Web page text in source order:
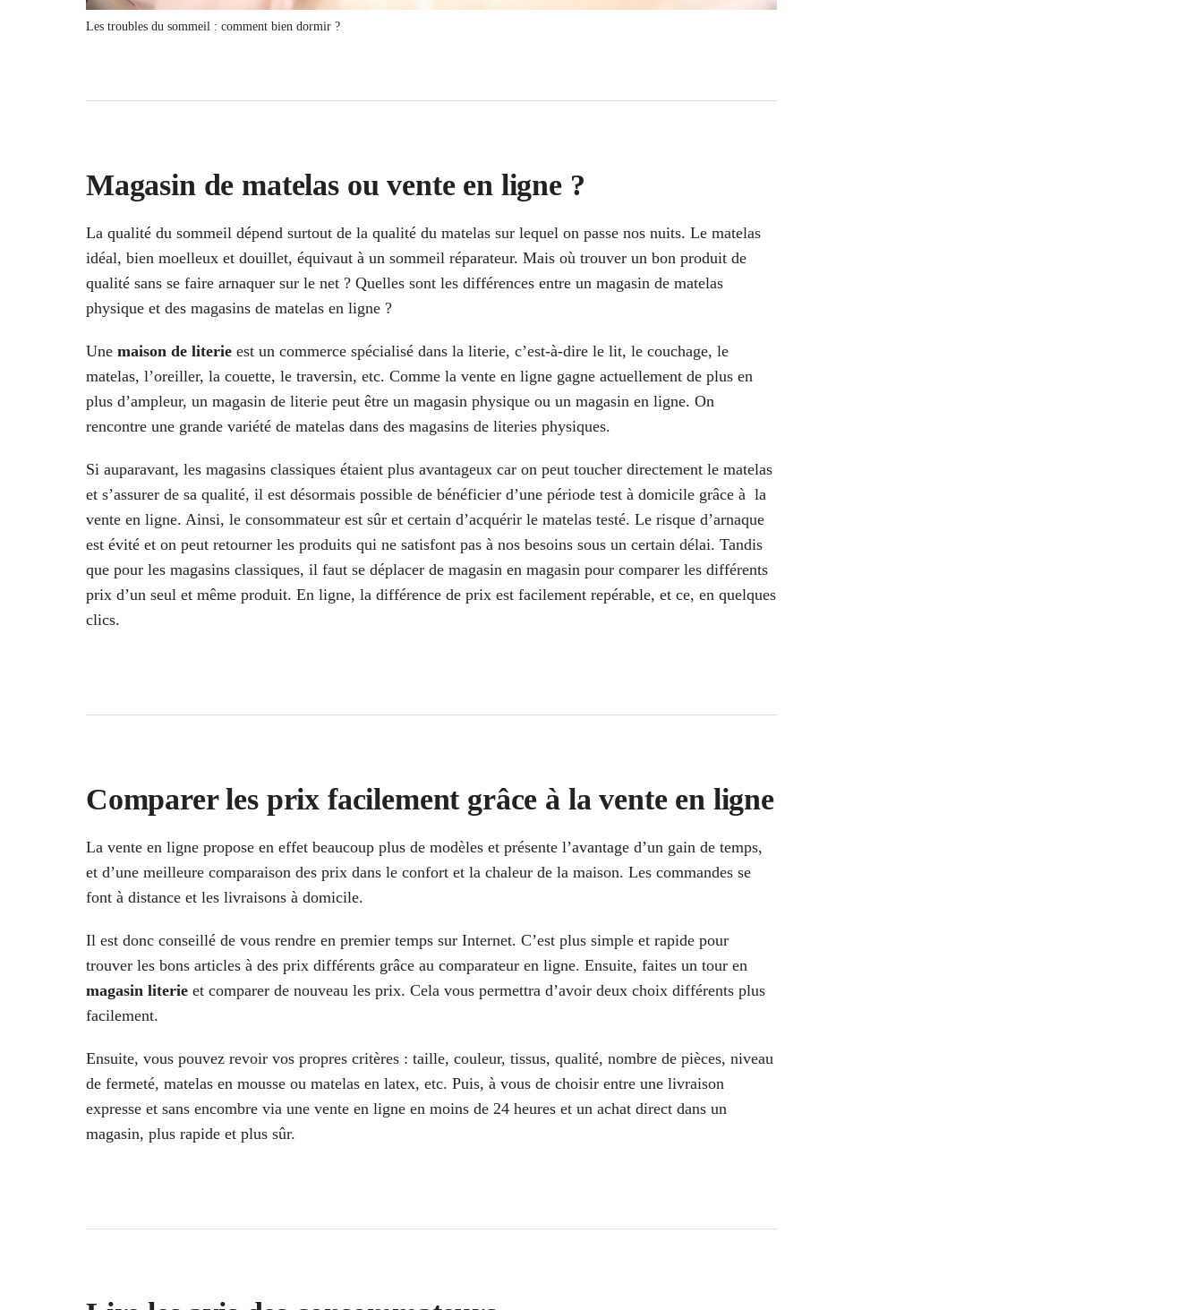
Les troubles du sommeil : comment bien dormir ?
Magasin de matelas ou vente en ligne ?
La qualité du sommeil dépend surtout de la qualité du matelas sur lequel on passe nos nuits. Le matelas
idéal, bien moelleux et douillet, équivaut à un sommeil réparateur. Mais où trouver un bon produit de
qualité sans se faire arnaquer sur le net ? Quelles sont les différences entre un magasin de matelas
physique et des magasins de matelas en ligne ?
Une maison de literie est un commerce spécialisé dans la literie, c’est-à-dire le lit, le couchage, le
matelas, l’oreiller, la couette, le traversin, etc. Comme la vente en ligne gagne actuellement de plus en
plus d’ampleur, un magasin de literie peut être un magasin physique ou un magasin en ligne. On
rencontre une grande variété de matelas dans des magasins de literies physiques.
Si auparavant, les magasins classiques étaient plus avantageux car on peut toucher directement le matelas
et s’assurer de sa qualité, il est désormais possible de bénéficier d’une période test à domicile grâce à la
vente en ligne. Ainsi, le consommateur est sûr et certain d’acquérir le matelas testé. Le risque d’arnaque
est évité et on peut retourner les produits qui ne satisfont pas à nos besoins sous un certain délai. Tandis
que pour les magasins classiques, il faut se déplacer de magasin en magasin pour comparer les différents
prix d’un seul et même produit. En ligne, la différence de prix est facilement repérable, et ce, en quelques
clics.
Comparer les prix facilement grâce à la vente en ligne
La vente en ligne propose en effet beaucoup plus de modèles et présente l’avantage d’un gain de temps,
et d’une meilleure comparaison des prix dans le confort et la chaleur de la maison. Les commandes se
font à distance et les livraisons à domicile.
Il est donc conseillé de vous rendre en premier temps sur Internet. C’est plus simple et rapide pour
trouver les bons articles à des prix différents grâce au comparateur en ligne. Ensuite, faites un tour en
magasin literie et comparer de nouveau les prix. Cela vous permettra d’avoir deux choix différents plus
facilement.
Ensuite, vous pouvez revoir vos propres critères : taille, couleur, tissus, qualité, nombre de pièces, niveau
de fermeté, matelas en mousse ou matelas en latex, etc. Puis, à vous de choisir entre une livraison
expresse et sans encombre via une vente en ligne en moins de 24 heures et un achat direct dans un
magasin, plus rapide et plus sûr.